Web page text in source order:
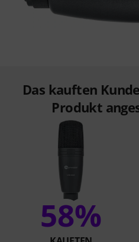
Das kauften
Produkt
58%